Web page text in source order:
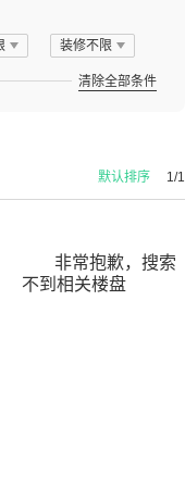
装修不限
清除全部条件
1/1
默认排序
非常抱歉，搜索
不到相关楼盘